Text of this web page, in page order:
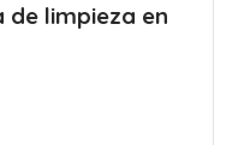
de limpieza en